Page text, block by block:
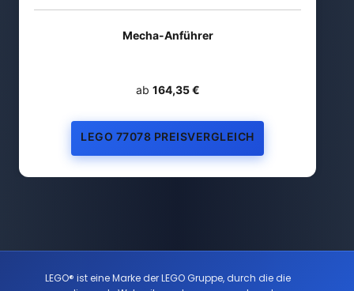
Mecha-Anführer
ab 164,35 €
LEGO 77078 PREISVERGLEICH
LEGO® ist eine Marke der LEGO Gruppe, durch die die